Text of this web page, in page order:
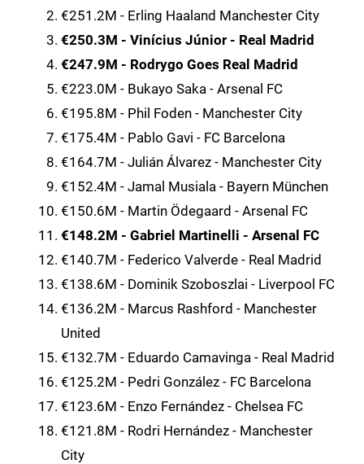
€251.2M - Erling Haaland Manchester City
€250.3M - Vinícius Júnior - Real Madrid
€247.9M - Rodrygo Goes Real Madrid
€223.0M - Bukayo Saka - Arsenal FC
€195.8M - Phil Foden - Manchester City
€175.4M - Pablo Gavi - FC Barcelona
€164.7M - Julián Álvarez - Manchester City
€152.4M - Jamal Musiala - Bayern München
€150.6M - Martin Ödegaard - Arsenal FC
€148.2M - Gabriel Martinelli - Arsenal FC
€140.7M - Federico Valverde - Real Madrid
€138.6M - Dominik Szoboszlai - Liverpool FC
€136.2M - Marcus Rashford - Manchester
United
€132.7M - Eduardo Camavinga - Real Madrid
€125.2M - Pedri González - FC Barcelona
€123.6M - Enzo Fernández - Chelsea FC
€121.8M - Rodri Hernández - Manchester
City